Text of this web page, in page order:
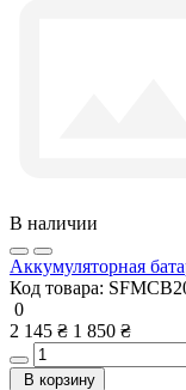
В наличии
Аккумуляторная
Код товара:
0
2 145 ₴ 1 850 ₴
В корзину